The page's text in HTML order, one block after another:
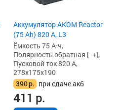
Аккумулятор AKOM Reactor
(75 Ah) 820 А, L3
Ёмкость 75 А·ч,
Полярность обратная [- +],
Пусковой ток 820 А,
278x175x190
390р. при сдаче акб
411 р.